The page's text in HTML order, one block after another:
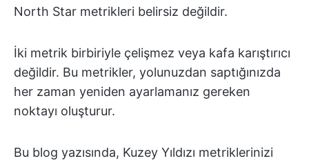
North Star metrikleri belirsiz değildir.
İki metrik birbiriyle çelişmez veya kafa karıştırıcı
değildir. Bu metrikler, yolunuzdan saptığınızda
her zaman yeniden ayarlamanız gereken
noktayı oluşturur.
Bu blog yazısında, Kuzey Yıldızı metriklerinizi